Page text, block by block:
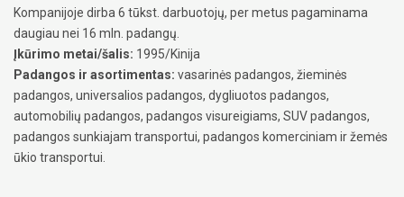
Kompanijoje dirba 6 tūkst. darbuotojų, per metus pagaminama
daugiau nei 16 mln. padangų.
Įkūrimo metai/šalis: 1995/Kinija
Padangos ir asortimentas: vasarinės padangos, žieminės
padangos, universalios padangos, dygliuotos padangos,
automobilių padangos, padangos visureigiams, SUV padangos,
padangos sunkiajam transportui, padangos komerciniam ir žemės
ūkio transportui.